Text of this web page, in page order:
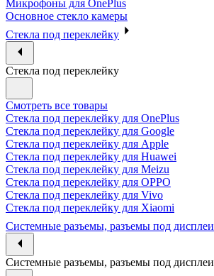
Микрофоны для OnePlus
Основное стекло камеры
Стекла под переклейку
Стекла под переклейку
Смотреть все товары
Стекла под переклейку для OnePlus
Стекла под переклейку для Google
Стекла под переклейку для Apple
Стекла под переклейку для Huawei
Стекла под переклейку для Meizu
Стекла под переклейку для OPPO
Стекла под переклейку для Vivo
Стекла под переклейку для Xiaomi
Системные разъемы, разъемы под дисплеи
Системные разъемы, разъемы под дисплеи